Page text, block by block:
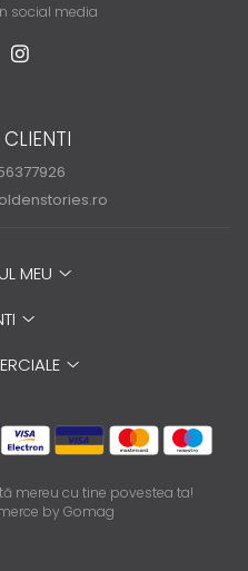
social media
MEU
mereu cu tine povestea ta!
by Gomag